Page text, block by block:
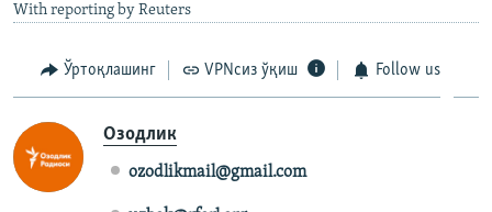
With reporting by Reuters
Ўртоқлашинг VPNсиз ўқиш Follow us
Озодлик
ozodlikmail@gmail.com